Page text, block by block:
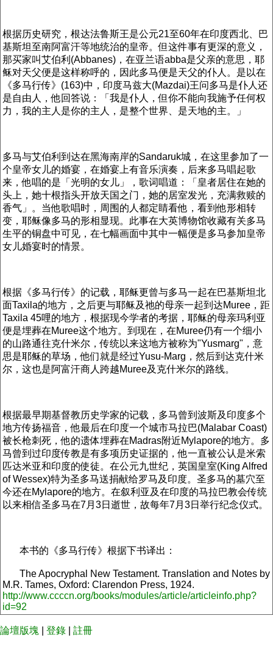
根据历史研究，根达法鲁斯王是公元21至60年在印度西北、巴
基斯坦至南阿富汗等地统治的皇帝。但这件事有更深的意义，
那买家叫艾伯利(Abbanes)，在亚兰语abba是父亲的意思，耶
稣对天父便是这样称呼的，因此多马便是天父的仆人。是以在
《多马行传》(163)中，印度马兹大(Mazdai)王问多马是仆人还
是自由人，他回答说：「我是仆人，但你不能向我施予任何权
力，我的主人是你的主人，是整个世界、是天地的主。」
多马与艾伯利到达在黑海南岸的Sandaruk城，在这里参加了一
个皇帝女儿的婚宴，在婚宴上有音乐演奏，后来多马唱起歌
来，他唱的是「光明的女儿」，歌词唱道：「皇者居住在她的
头上，她十根指头开放天国之门，她的居室发光，充满救赎的
香气」。当他歌唱时，周围的人都定睛看他，看到他形相转
变，耶稣像多马的形相显现。此事在大英博物馆收藏有关多马
生平的铜盘中可见，在七幅画面中其中一幅便是多马参加皇帝
女儿婚宴时的情景。
根据《多马行传》的记载，耶稣更曾与多马一起在巴基斯坦北
面Taxila的地方，之后更与耶稣及祂的母亲一起到达Muree，距
Taxila 45哩的地方，根据现今学者的考据，耶稣的母亲玛利亚
便是埋葬在Muree这个地方。到现在，在Muree仍有一个细小
的山路通往克什米尔，传统以来这地方被称为"Yusmarg"，意
思是耶稣的草场，他们就是经过Yusu-Marg，然后到达克什米
尔，这也是阿富汗商人跨越Muree及克什米尔的路线。
根据最早期基督教历史学家的记载，多马曾到波斯及印度多个
地方传扬福音，他最后在印度一个城市马拉巴(Malabar Coast)
被长枪刺死，他的遗体埋葬在Madras附近Mylapore的地方。多
马曾到过印度传教是有多项历史证据的，他一直被公认是米索
匹达米亚和印度的使徒。在公元九世纪，英国皇室(King Alfred
of Wessex)特为圣多马送捐献给罗马及印度。圣多马的墓穴至
今还在Mylapore的地方。在叙利亚及在印度的马拉巴教会传统
以来相信圣多马在7月3日逝世，故每年7月3日举行纪念仪式。
本书的《多马行传》根据下书译出：
The Apocryphal New Testament. Translation and Notes by
M.R. Tames, Oxford: Clarendon Press, 1924.
http://www.ccccn.org/books/modules/article/articleinfo.php?
id=92
論壇版塊 登錄 註冊